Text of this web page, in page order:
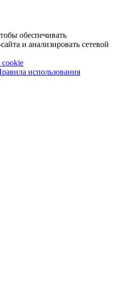
обеспечивать
и анализировать сетевой
cookie
использования